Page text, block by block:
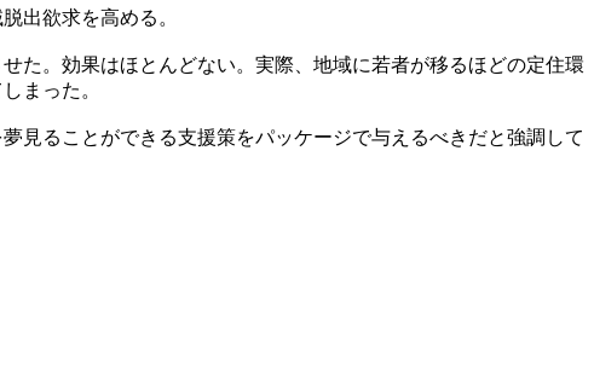
出欲求を高める。
た。効果はほとんどない。実際、地域に若者が移るほどの定住環
まった。
見ることができる支援策をパッケージで与えるべきだと強調して